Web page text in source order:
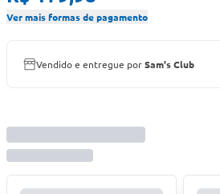
Ver mais formas de pagamento
Vendido e entregue porSam's Club